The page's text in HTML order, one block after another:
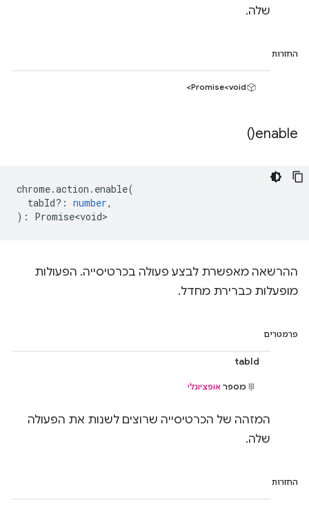
שלה.
החזרות
Promise<void>
enable(
)
chrome.action . enable(
tabId? : number,
) : Promise<void>
ההרשאה מאפשרת לבצע פעולה בכרטיסייה. הפעולות
מופעלות כברירת מחדל.
פרמטרים
tabId
מספר אופציונלי
המזהה של הכרטיסייה שרוצים לשנות את הפעולה
שלה.
החזרות